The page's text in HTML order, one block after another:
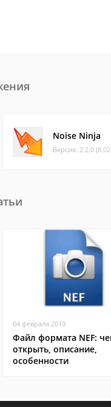
Noise Ninja
Версия: 2.2.0
04 февраля 2019
Файл формата NEF:
открыть, описание,
особенности